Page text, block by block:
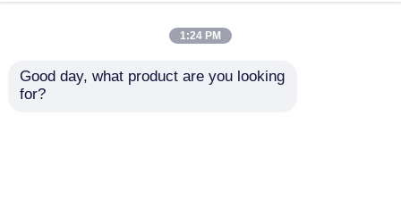
1:24 PM
Good day, what product are you looking
for?